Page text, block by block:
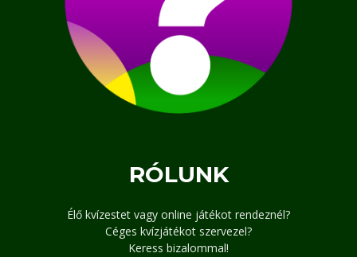
RÓLUNK
Élő kvízestet vagy online játékot rendeznél?
Céges kvízjátékot szervezel?
Keress bizalommal!